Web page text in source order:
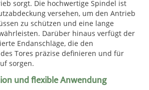
sorgt. Die hochwertige Spindel ist
versehen, um den Antrieb
zu schützen und eine lange
Darüber hinaus verfügt der
Endanschläge, die den
Tores präzise definieren und für
sorgen.
und flexible Anwendung